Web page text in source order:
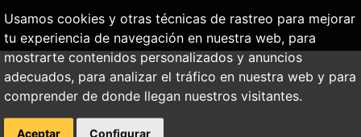
Usamos cookies y otras técnicas de rastreo para mejorar
tu experiencia de navegación en nuestra web, para
mostrarte contenidos personalizados y anuncios
adecuados, para analizar el tráfico en nuestra web y para
comprender de donde llegan nuestros visitantes.
Aceptar Configurar